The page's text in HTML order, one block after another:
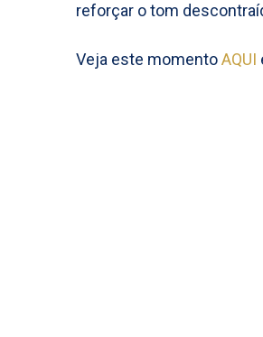
reforçar o tom
Veja este momentoAQUI